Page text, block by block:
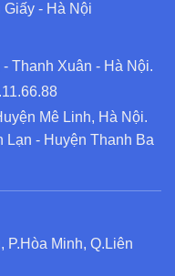
Giấy - Hà Nội
Thanh Xuân - Hà Nội.
Mê Linh, Hà Nội.
Lạn - Huyện Thanh Ba
Minh, Q.Liên